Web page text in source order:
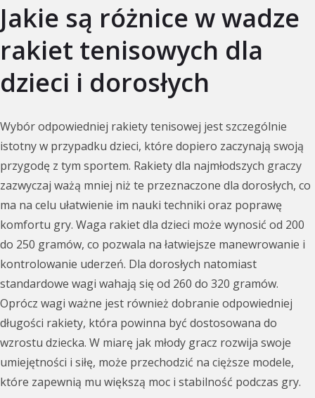
Jakie są różnice w wadze
rakiet tenisowych dla
dzieci i dorosłych
Wybór odpowiedniej rakiety tenisowej jest szczególnie
istotny w przypadku dzieci, które dopiero zaczynają swoją
przygodę z tym sportem. Rakiety dla najmłodszych graczy
zazwyczaj ważą mniej niż te przeznaczone dla dorosłych, co
ma na celu ułatwienie im nauki techniki oraz poprawę
komfortu gry. Waga rakiet dla dzieci może wynosić od 200
do 250 gramów, co pozwala na łatwiejsze manewrowanie i
kontrolowanie uderzeń. Dla dorosłych natomiast
standardowe wagi wahają się od 260 do 320 gramów.
Oprócz wagi ważne jest również dobranie odpowiedniej
długości rakiety, która powinna być dostosowana do
wzrostu dziecka. W miarę jak młody gracz rozwija swoje
umiejętności i siłę, może przechodzić na cięższe modele,
które zapewnią mu większą moc i stabilność podczas gry.